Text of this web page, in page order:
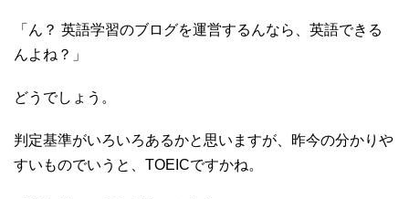
「ん？ 英語学習のブログを運営するんなら、英語できる
んよね？」
どうでしょう。
判定基準がいろいろあるかと思いますが、昨今の分かりや
すいものでいうと、TOEICですかね。